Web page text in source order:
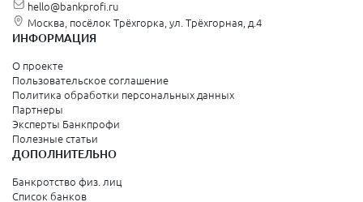
hello@bankprofi.ru
Москва, посёлок Трёхгорка, ул. Трёхгорная, д.4
ИНФОРМАЦИЯ
О проекте
Пользовательское соглашение
Политика обработки персональных данных
Партнеры
Эксперты Банкпрофи
Полезные статьи
ДОПОЛНИТЕЛЬНО
Банкротство физ. лиц
Список банков